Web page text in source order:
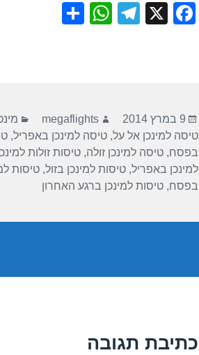
F
o
o
k
X
T
m
W
p
p
פורסם
בתאריך
9 במרץ 2014 מחבר
megaflights
טיסה למינכן אל על,טיסה למינכן באפריל,
בפסח,טיסה למינכן זולה,טיסות זולות
למינכן באפריל,טיסות למינכן בזול,טיסות
בפסח,טיסות למינכן ברגע האחרון
כתיבת תגובה